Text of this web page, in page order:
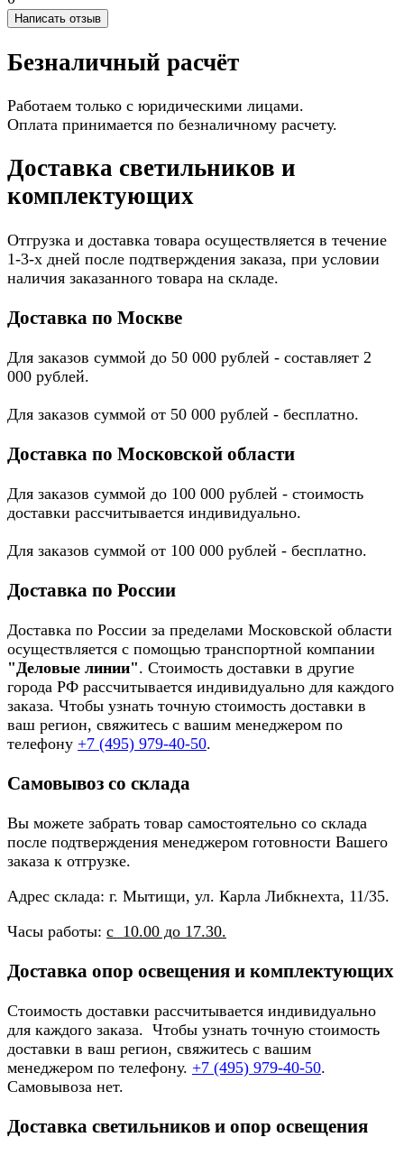
Написать отзыв
Безналичный расчёт
Работаем только с юридическими лицами.
Оплата принимается по безналичному расчету.
Доставка светильников и
комплектующих
Отгрузка и доставка товара осуществляется в течение
1-3-х дней после подтверждения заказа, при условии
наличия заказанного товара на складе.
Доставка по Москве
Для заказов суммой до 50 000 рублей - составляет 2
000 рублей.
Для заказов суммой от 50 000 рублей - бесплатно.
Доставка по Московской области
Для заказов суммой до 100 000 рублей - стоимость
доставки рассчитывается индивидуально.
Для заказов суммой от 100 000 рублей - бесплатно.
Доставка по России
Доставка по России за пределами Московской области
осуществляется с помощью транспортной компании
"Деловые линии". Стоимость доставки в другие
города РФ рассчитывается индивидуально для каждого
заказа. Чтобы узнать точную стоимость доставки в
ваш регион, свяжитесь с вашим менеджером по
телефону +7 (495) 979-40-50.
Самовывоз со склада
Вы можете забрать товар самостоятельно со склада
после подтверждения менеджером готовности Вашего
заказа к отгрузке.
Адрес склада: г. Мытищи, ул. Карла Либкнехта, 11/35.
Часы работы: с 10.00 до 17.30.
Доставка опор освещения и комплектующих
Стоимость доставки рассчитывается индивидуально
для каждого заказа. Чтобы узнать точную стоимость
доставки в ваш регион, свяжитесь с вашим
менеджером по телефону. +7 (495) 979-40-50.
Самовывоза нет.
Доставка светильников и опор освещения